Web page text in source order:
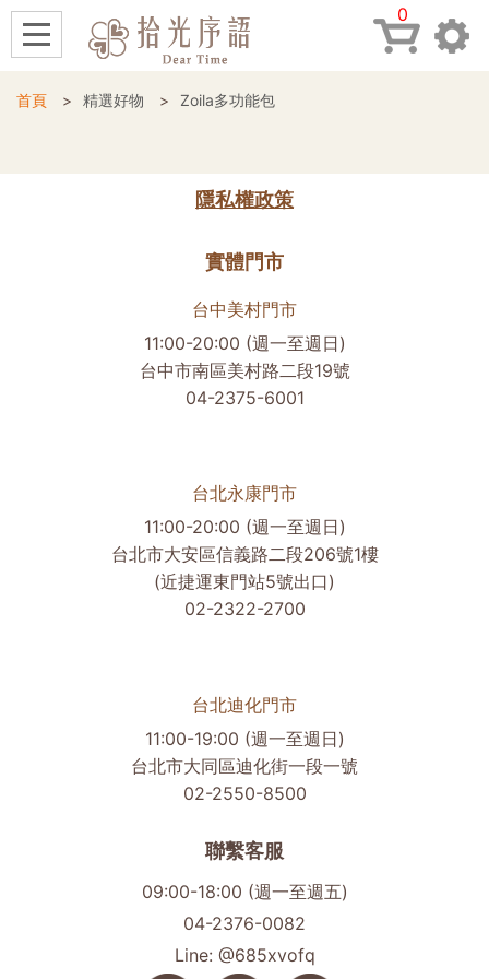
首頁 精選好物 Zoila多功能包
隱私權政策
實體門市
台中美村門市
11:00-20:00 (週一至週日)
台中市南區美村路二段19號
04-2375-6001
台北永康門市
11:00-20:00 (週一至週日)
台北市大安區信義路二段206號1樓
(近捷運東門站5號出口)
02-2322-2700
台北迪化門市
11:00-19:00 (週一至週日)
台北市大同區迪化街一段一號
02-2550-8500
聯繫客服
09:00-18:00 (週一至週五)
04-2376-0082
Line: @685xvofq
0